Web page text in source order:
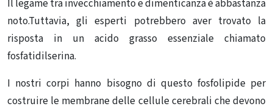
Il legame tra invecchiamento e dimenticanza è abbastanza
noto.Tuttavia, gli esperti potrebbero aver trovato la
risposta in un acido grasso essenziale chiamato
fosfatidilserina.
I nostri corpi hanno bisogno di questo fosfolipide per
costruire le membrane delle cellule cerebrali che devono